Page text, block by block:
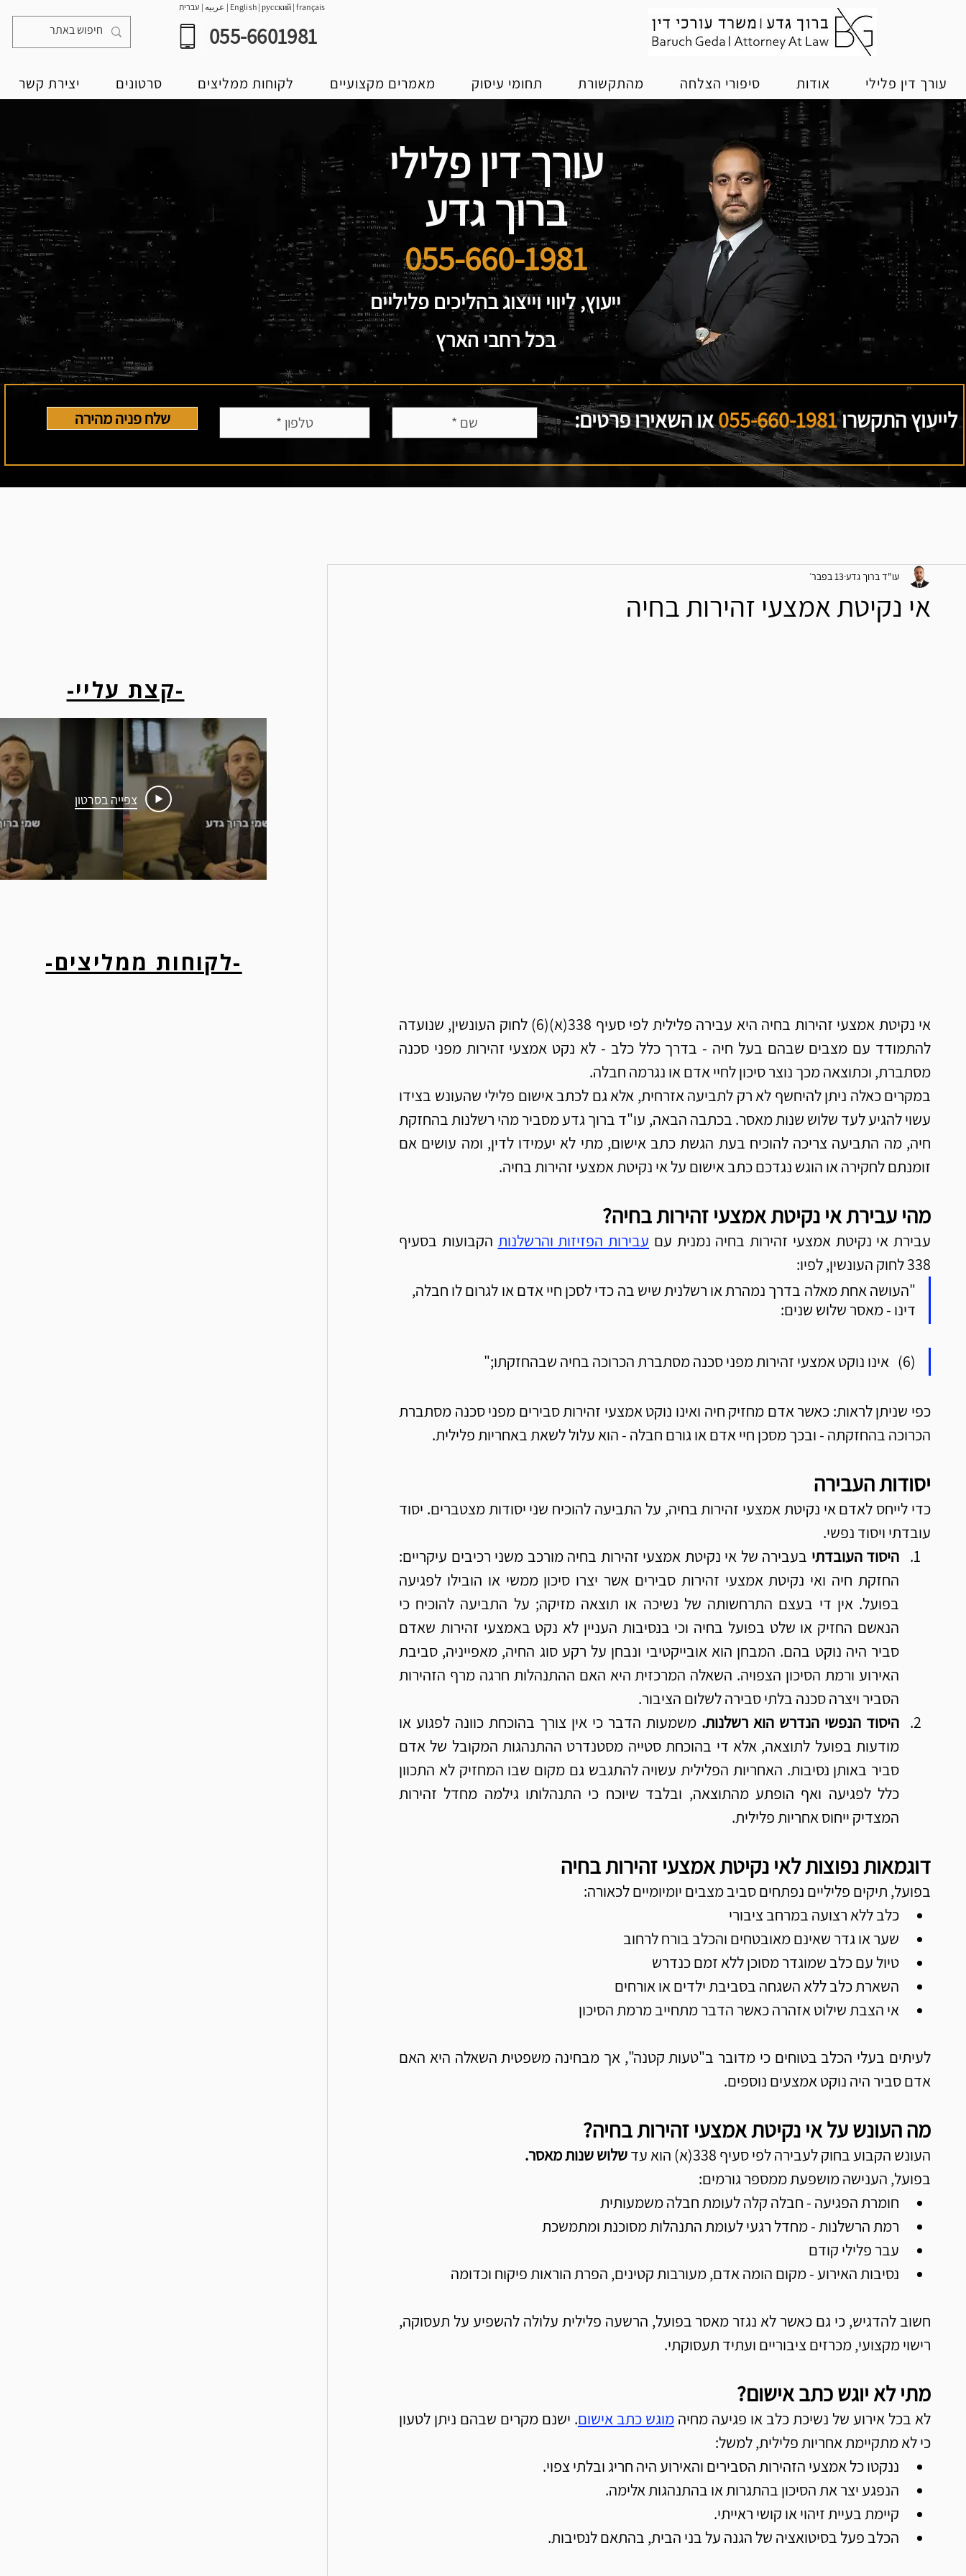
عربيه | עברית | English |русский |français
055-6601981
עורך דין פלילי אודות סיפורי הצלחה מהתקשורת תחומי עיסוק מאמרים מקצועיים לקוחות ממליצים סרטונים יצירת קשר
עורך דין פלילי
ברוך גדע
055-660-1981
ייעוץ, ליווי וייצוג בהליכים פליליים
בכל רחבי הארץ
שלח פניה מהירה לייעוץ התקשרו055-660-1981או השאירו פרטים:
-קצת עליי-
צפייה בסרטון
-לקוחות ממליצים-
אי נקיטת אמצעי זהירות בחיה
עו"ד ברוך גדע 13 בפבר׳
מסתברת, וכתוצאה מכך נוצר סיכון לחיי אדם או נגרמה חבלה.
זומנתם לחקירה או הוגש נגדכם כתב אישום על אי נקיטת אמצעי זהירות בחיה.
מהי עבירת אי נקיטת אמצעי זהירות בחיה?
עבירת אי נקיטת אמצעי זהירות בחיה נמנית עם עבירות הפזיזות והרשלנות
338 לחוק העונשין, לפיו:
דינו - מאסר שלוש שנים:
(6)   אינו נוקט אמצעי זהירות מפני סכנה מסתברת הכרוכה בחיה שבהחזקתו;"
הכרוכה בהחזקתה - ובכך מסכן חיי אדם או גורם חבלה - הוא עלול לשאת באחריות פלילית.
יסודות העבירה
עובדתי ויסוד נפשי.
היסוד העובדתי
הסביר ויצרה סכנה בלתי סבירה לשלום הציבור.
היסוד הנפשי הנדרש הוא רשלנות.
המצדיק ייחוס אחריות פלילית.
דוגמאות נפוצות לאי נקיטת אמצעי זהירות בחיה
בפועל, תיקים פליליים נפתחים סביב מצבים יומיומיים לכאורה:
כלב ללא רצועה במרחב ציבורי
שער או גדר שאינם מאובטחים והכלב בורח לרחוב
טיול עם כלב שמוגדר מסוכן ללא זמם כנדרש
השארת כלב ללא השגחה בסביבת ילדים או אורחים
אי הצבת שילוט אזהרה כאשר הדבר מתחייב מרמת הסיכון
אדם סביר היה נוקט אמצעים נוספים.
מה העונש על אי נקיטת אמצעי זהירות בחיה?
העונש הקבוע בחוק לעבירה לפי סעיף 338(א) הוא עד
שלוש שנות מאסר.
בפועל, הענישה מושפעת ממספר גורמים:
חומרת הפגיעה - חבלה קלה לעומת חבלה משמעותית
רמת הרשלנות - מחדל רגעי לעומת התנהלות מסוכנת ומתמשכת
עבר פלילי קודם
נסיבות האירוע - מקום הומה אדם, מעורבות קטינים, הפרת הוראות פיקוח וכדומה
רישוי מקצועי, מכרזים ציבוריים ועתיד תעסוקתי.
מתי לא יוגש כתב אישום?
לא בכל אירוע של נשיכת כלב או פגיעה מחיה מוגש כתב אישום
כי לא מתקיימת אחריות פלילית, למשל:
ננקטו כל אמצעי הזהירות הסבירים והאירוע היה חריג ובלתי צפוי.
הנפגע יצר את הסיכון בהתגרות או בהתנהגות אלימה.
קיימת בעיית זיהוי או קושי ראייתי.
הכלב פעל בסיטואציה של הגנה על בני הבית, בהתאם לנסיבות.